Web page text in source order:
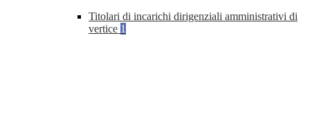
Titolari di incarichi dirigenziali amministrativi di
vertice 1